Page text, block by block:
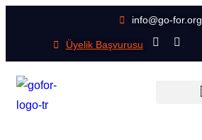
info@go-for.org
Üyelik Başvurusu